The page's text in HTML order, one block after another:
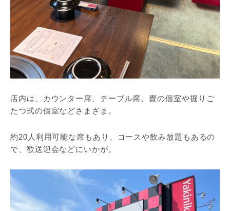
店内は、カウンター席、テーブル席、畳の個室や掘りご
たつ式の個室などさまざま。
約20人利用可能な席もあり、コースや飲み放題もあるの
で、歓送迎会などにいかが。